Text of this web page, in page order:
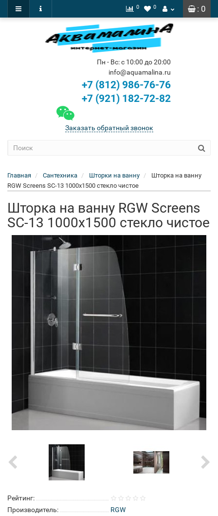
: 0
0 0
Пн - Вс: с 10:00 до 20:00
info@aquamalina.ru
+7 (812) 986-76-76
+7 (921) 182-72-82
Заказать обратный звонок
Главная Сантехника Шторки на ванну
Шторка на ванну
RGW Screens SC-13 1000x1500 стекло чистое
Шторка на ванну RGW Screens
SC-13 1000x1500 стекло чистое
Рейтинг:
Производитель:
RGW